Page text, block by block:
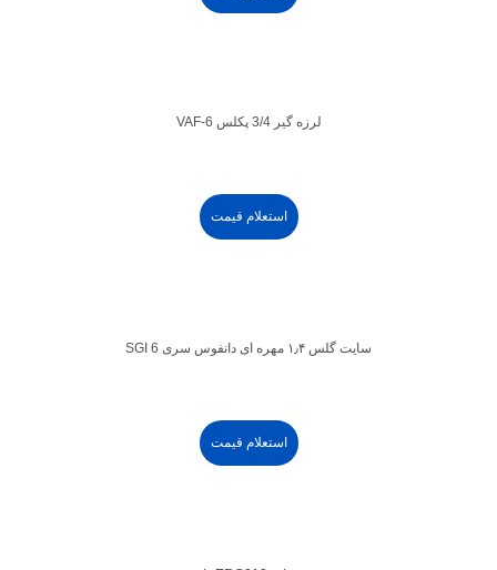
لرزه گیر 3/4 پکلس VAF-6
استعلام قیمت
سایت گلس ۱٫۴ مهره ای دانفوس سری SGI 6
استعلام قیمت